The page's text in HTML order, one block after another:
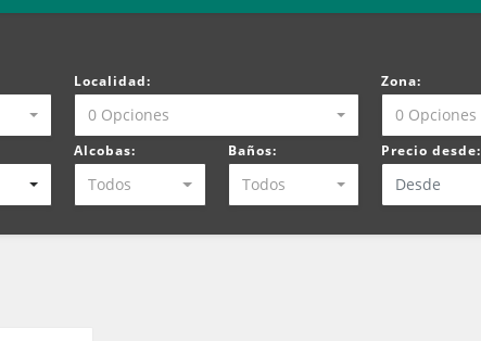
Localidad:
0 Opciones
Zona:
0 Opciones
Alcobas:
Todos
Baños:
Todos
Precio desde: